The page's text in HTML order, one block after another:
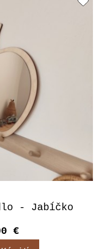
- Jabĺčko
€